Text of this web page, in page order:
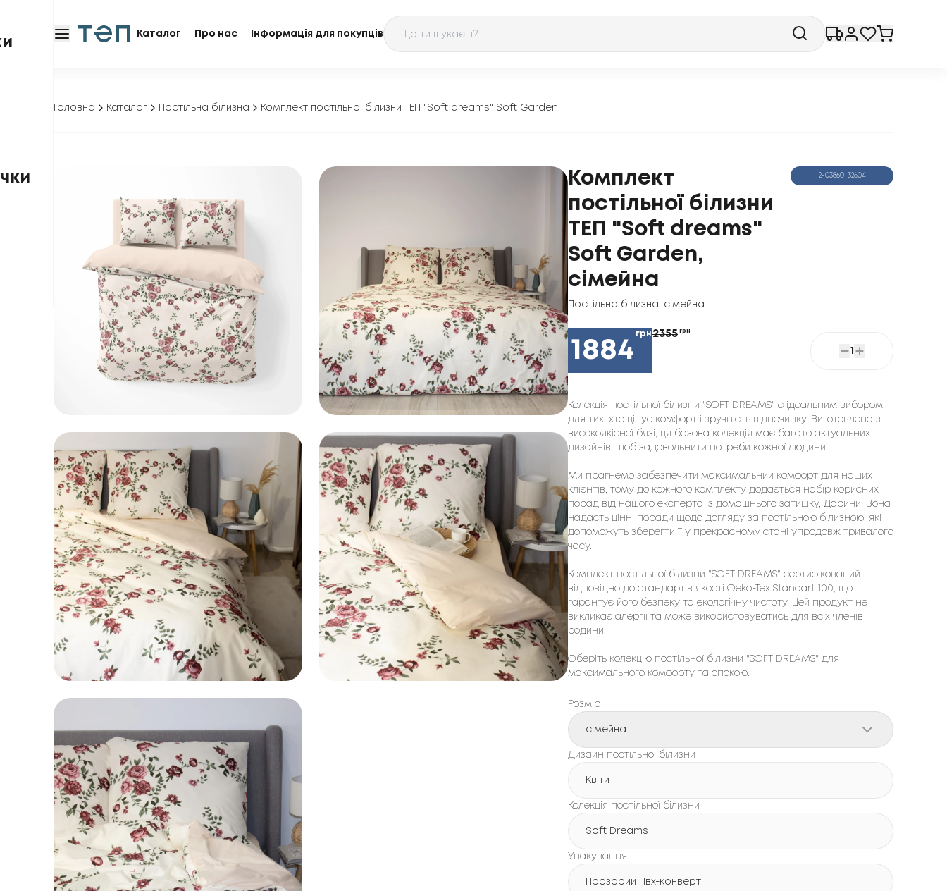
Каталог Про нас Інформація для покупців
Головна Каталог Постільна білизна Комплект постільної білизни ТЕП "Soft dreams" Soft Garden
Комплект
постільної білизни
ТЕП "Soft dreams"
Soft Garden,
сімейна
Постільна білизна сімейна
2-03860_32604
1884
грн2355 грн
1
Колекція постільної білизни "SOFT DREAMS" є ідеальним вибором
для тих, хто цінує комфорт і зручність відпочинку. Виготовлена з
високоякісної бязі, ця базова колекція має багато актуальних
дизайнів, щоб задовольнити потреби кожної людини.
Ми прагнемо забезпечити максимальний комфорт для наших
клієнтів, тому до кожного комплекту додається набір корисних
порад від нашого експерта із домашнього затишку, Дарини. Вона
надасть цінні поради щодо догляду за постільною білизною, які
допоможуть зберегти її у прекрасному стані упродовж тривалого
часу.
Комплект постільної білизни "SOFT DREAMS" сертифікований
відповідно до стандартів якості Oeko-Tex Standart 100, що
гарантує його безпеку та екологічну чистоту. Цей продукт не
викликає алергії та може використовуватись для всіх членів
родини.
Оберіть колекцію постільної білизни "SOFT DREAMS" для
максимального комфорту та спокою.
Розмір
сімейна
Дизайн постільної білизни
Квіти
Колекція постільної білизни
Soft Dreams
Упакування
Прозорий Пвх-конверт